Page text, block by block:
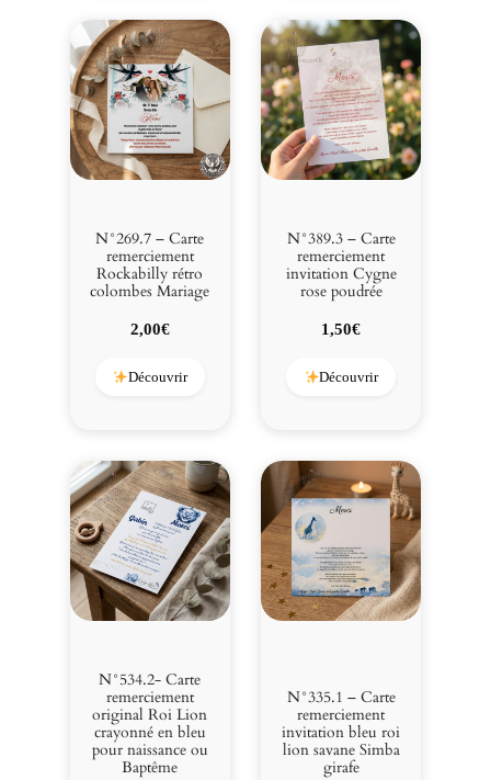
N°269.7 – Carte
remerciement
Rockabilly rétro
colombes Mariage
2,00€
Découvrir
N°389.3 – Carte
remerciement
invitation Cygne
rose poudrée
1,50€
Découvrir
N°534.2- Carte
remerciement
original Roi Lion
crayonné en bleu
pour naissance ou
Baptême
N°335.1 – Carte
remerciement
invitation bleu roi
lion savane Simba
girafe